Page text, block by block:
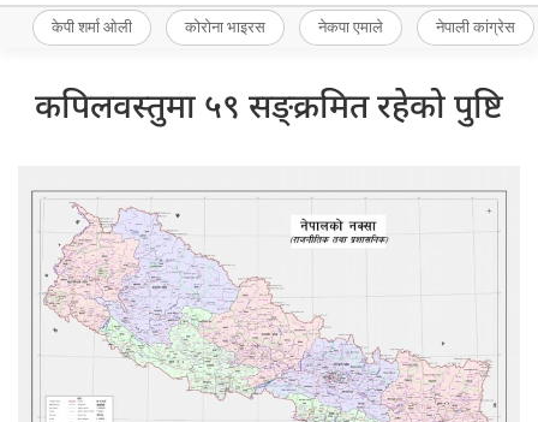
केपी शर्मा ओली कोरोना भाइरस नेकपा एमाले नेपाली कांग्रेस
कपिलवस्तुमा ५९ सङ्क्रमित रहेको पुष्टि